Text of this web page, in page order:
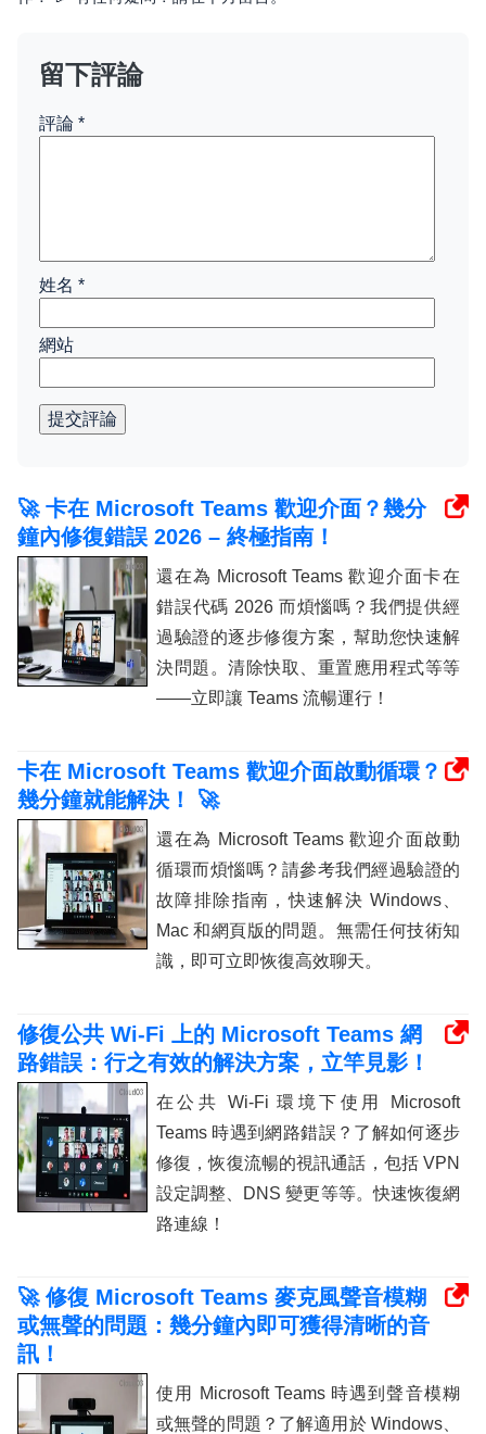
留下評論
評論 *
姓名 *
網站
提交評論
🚀 卡在 Microsoft Teams 歡迎介面？幾分
鐘內修復錯誤 2026 – 終極指南！
還在為 Microsoft Teams 歡迎介面卡​​在
錯誤代碼 2026 而煩惱嗎？我們提供經
過驗證的逐步修復方案，幫助您快速解
決問題。清除快取、重置應用程式等等
——立即讓 Teams 流暢運行！
卡在 Microsoft Teams 歡迎介面啟動循環？
幾分鐘就能解決！ 🚀
還在為 Microsoft Teams 歡迎介面啟動
循環而煩惱嗎？請參考我們經過驗證的
故障排除指南，快速解決 Windows、
Mac 和網頁版的問題。無需任何技術知
識，即可立即恢復高效聊天。
修復公共 Wi-Fi 上的 Microsoft Teams 網
路錯誤：行之有效的解決方案，立竿見影！
在公共 Wi-Fi 環境下使用 Microsoft
Teams 時遇到網路錯誤？了解如何逐步
修復，恢復流暢的視訊通話，包括 VPN
設定調整、DNS 變更等等。快速恢復網
路連線！
🚀 修復 Microsoft Teams 麥克風聲音模糊
或無聲的問題：幾分鐘內即可獲得清晰的音
訊！
使用 Microsoft Teams 時遇到聲音模糊
或無聲的問題？了解適用於 Windows、